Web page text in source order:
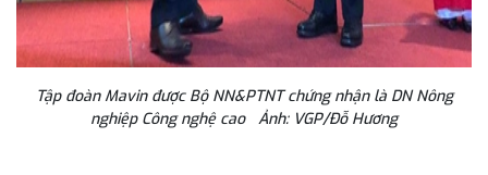
Tập đoàn Mavin được Bộ NN&PTNT chứng nhận là DN Nông
nghiệp Công nghệ cao Ảnh: VGP/Đỗ Hương